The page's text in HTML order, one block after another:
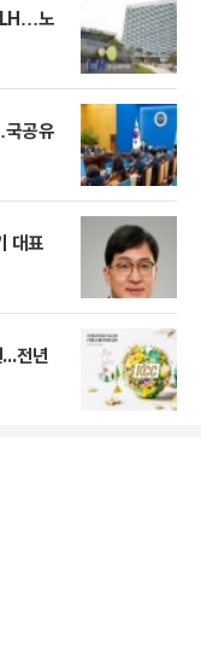
LH…노
공유
대표
전년